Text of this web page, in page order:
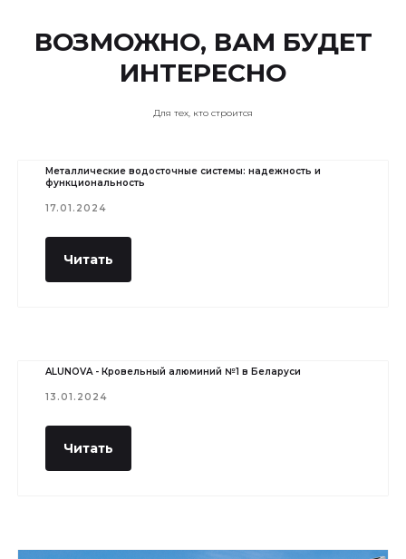
ВОЗМОЖНО, ВАМ БУДЕТ
ИНТЕРЕСНО
Для тех, кто строится
Металлические водосточные системы: надежность и
функциональность
17.01.2024
Читать
ALUNOVA - Кровельный алюминий №1 в Беларуси
13.01.2024
Читать